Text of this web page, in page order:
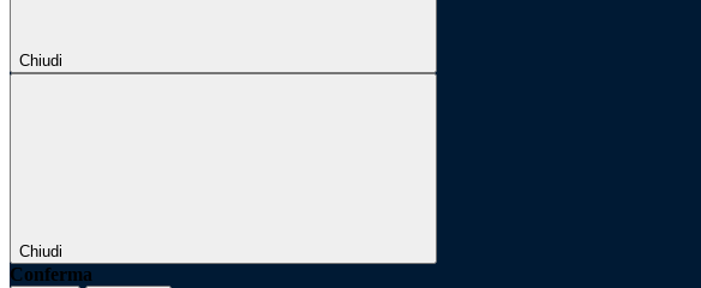
Chiudi
Chiudi
Conferma